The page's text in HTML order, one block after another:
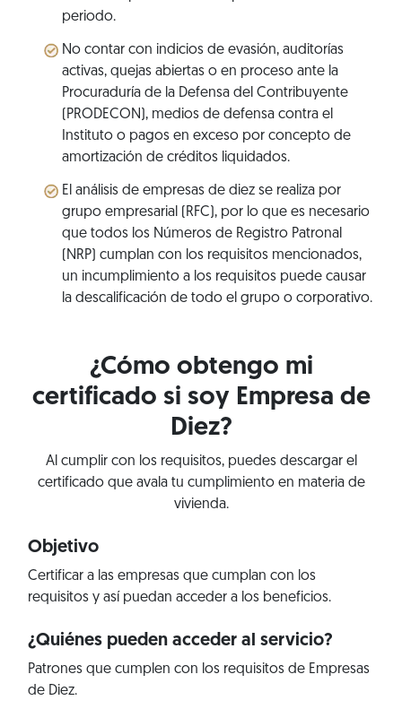
periodo.
No contar con indicios de evasión, auditorías
activas, quejas abiertas o en proceso ante la
Procuraduría de la Defensa del Contribuyente
(PRODECON), medios de defensa contra el
Instituto o pagos en exceso por concepto de
amortización de créditos liquidados.
El análisis de empresas de diez se realiza por
grupo empresarial (RFC), por lo que es necesario
que todos los Números de Registro Patronal
(NRP) cumplan con los requisitos mencionados,
un incumplimiento a los requisitos puede causar
la descalificación de todo el grupo o corporativo.
¿Cómo obtengo mi
certificado si soy Empresa de
Diez?
Al cumplir con los requisitos, puedes descargar el
certificado que avala tu cumplimiento en materia de
vivienda.
Objetivo
Certificar a las empresas que cumplan con los
requisitos y así puedan acceder a los beneficios.
¿Quiénes pueden acceder al servicio?
Patrones que cumplen con los requisitos de Empresas
de Diez.